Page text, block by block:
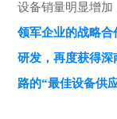
设备销量明显增
领军企业的战略
研发，再度获得
路的“最佳设备供